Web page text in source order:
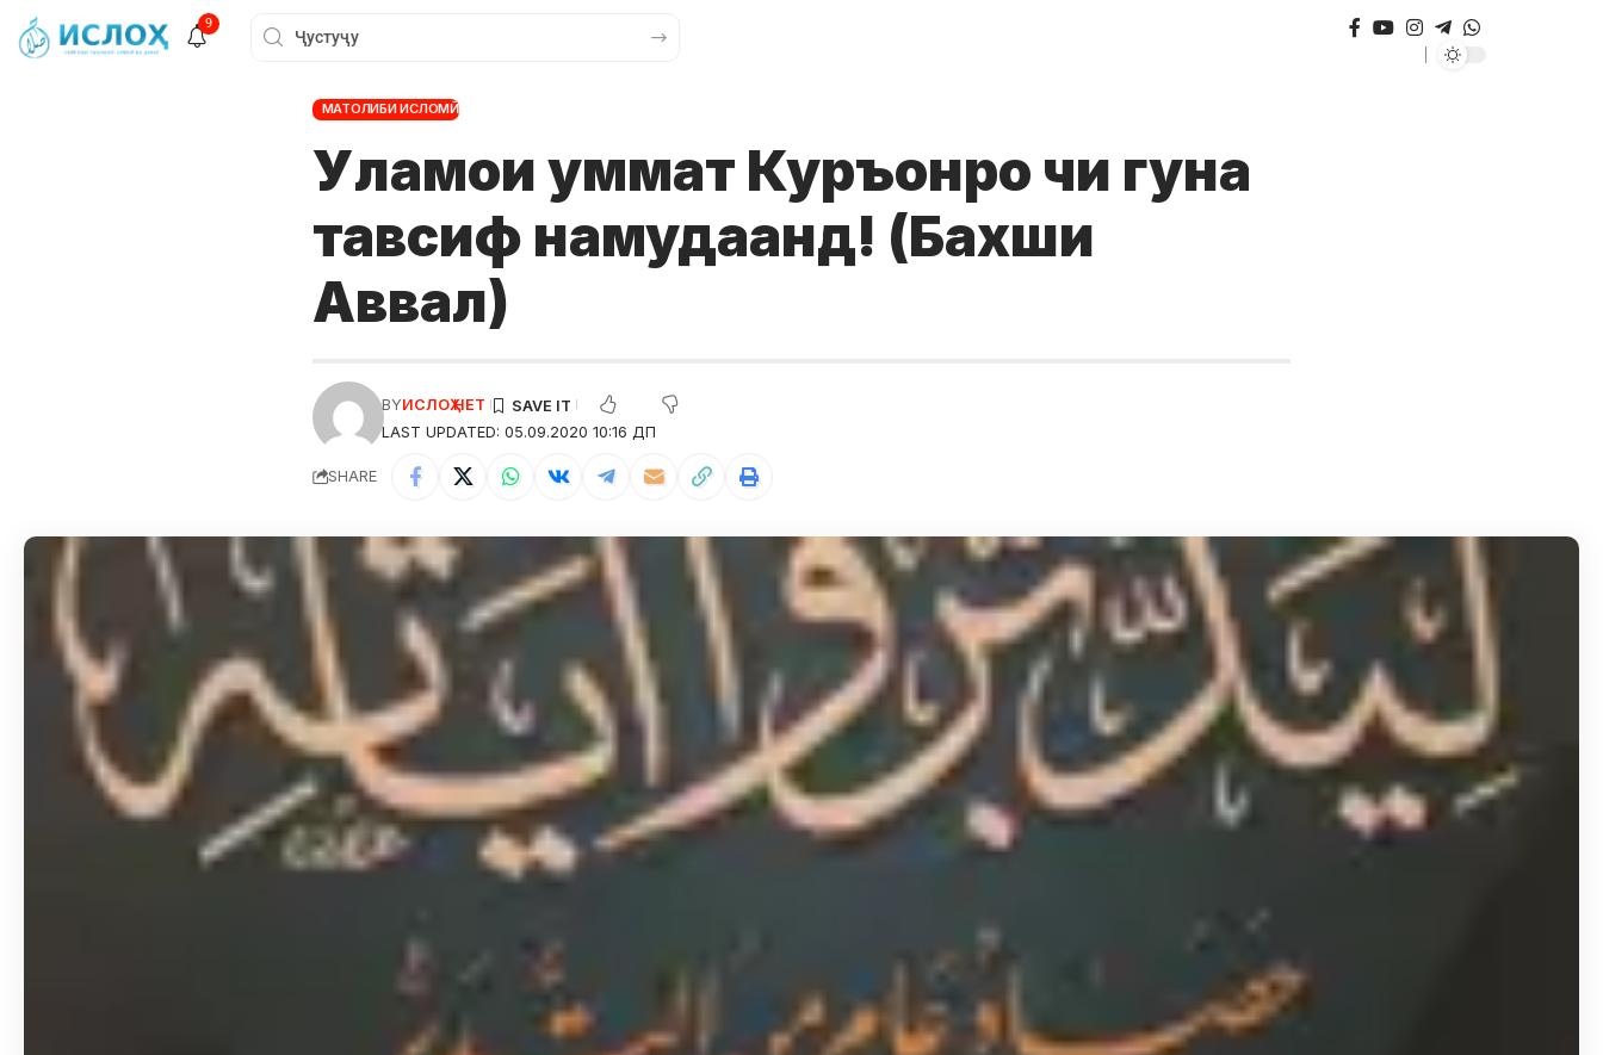
9
МАТОЛИБИ ИСЛОМӢ
Уламои уммат Куръонро чи гуна
тавсиф намудаанд! (Бахши
Аввал)
LAST UPDATED: 05.09.2020 10:16 ДП
BYИСЛОҲ НЕТ
SHARE